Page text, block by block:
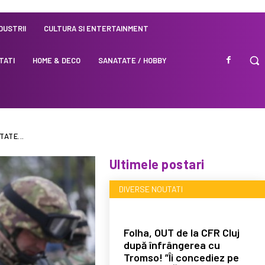
CULTURA SI ENTERTAINMENT
HOME & DECO SANATATE / HOBBY
Ultimele postari
DIVERSE NOUTATI
Folha, OUT de la CFR Cluj
după înfrângerea cu
Tromso! ”Îi concediez pe